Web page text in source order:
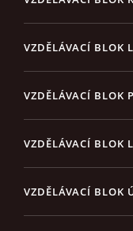
VZDĚLÁVACÍ BLOK
VZDĚLÁVACÍ BLOK
VZDĚLÁVACÍ BLOK
VZDĚLÁVACÍ BLOK